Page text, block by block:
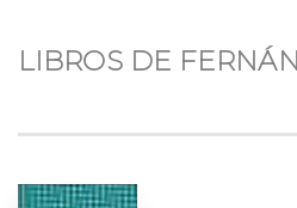
LIBROS DE